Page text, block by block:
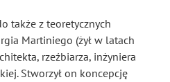
także z teoretycznych
Martiniego (żył w latach
rzeźbiarza, inżyniera
Stworzył on koncepcję